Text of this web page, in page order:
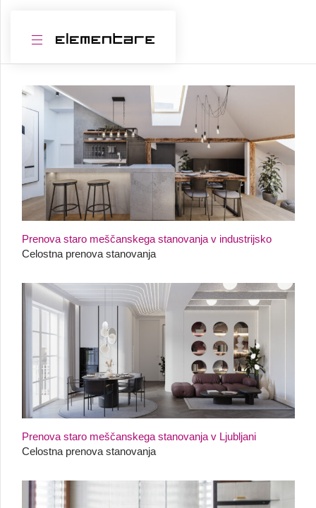
Prenova staro meščanskega stanovanja v industrijsko
Celostna prenova stanovanja
Prenova staro meščanskega stanovanja v Ljubljani
Celostna prenova stanovanja